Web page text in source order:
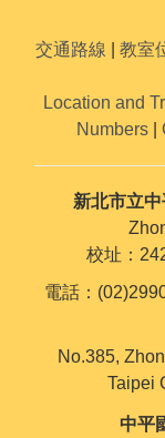
交通路線
教室
Location and
Numbers|
新北市立
校址：
電話：
No.385,
Taipei
中平